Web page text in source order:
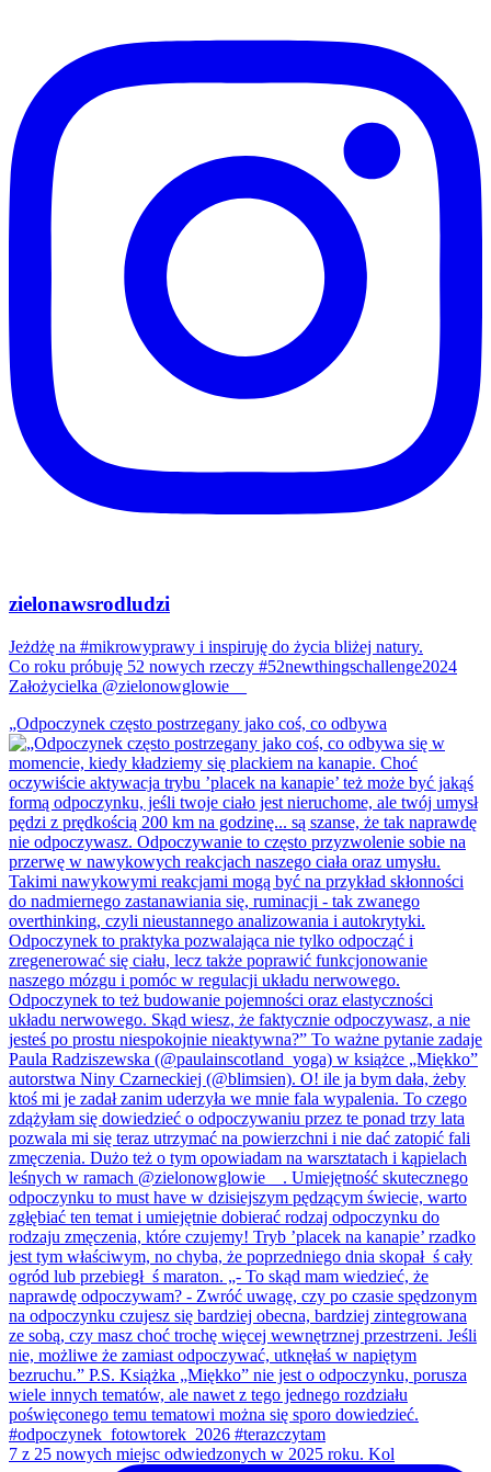
zielonawsrodludzi
Jeżdżę na #mikrowyprawy i inspiruję do życia bliżej natury.
Co roku próbuję 52 nowych rzeczy #52newthingschallenge2024
Założycielka @zielonowglowie__
„Odpoczynek często postrzegany jako coś, co odbywa
7 z 25 nowych miejsc odwiedzonych w 2025 roku. Kol